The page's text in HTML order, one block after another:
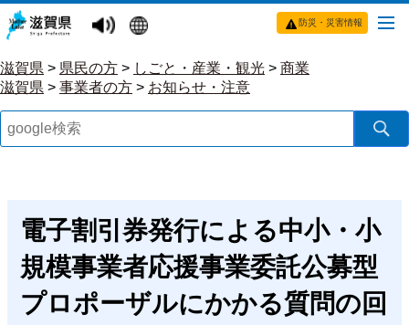
防災・災害情報
滋賀県 > 県民の方 > しごと・産業・観光 > 商業
滋賀県 > 事業者の方 > お知らせ・注意
電子割引券発行による中小・小
規模事業者応援事業委託公募型
プロポーザルにかかる質問の回